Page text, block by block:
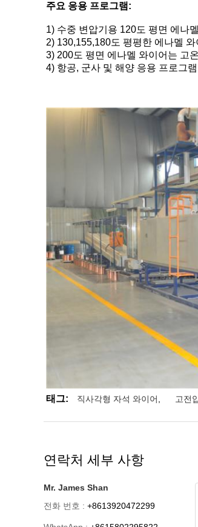
주요 응용 프로그램:
1) 수중 변압기용 120도 평면 에나
2) 130,155,180도 평평한 에나멜
3) 200도 평면 에나멜 와이어는 고
4) 항공, 군사 및 해양 응용 프로그
태그: 직사각형 자석 와이어 고전
연락처 세부 사항
Mr. James Shan
전화 번호 : +8613920472299